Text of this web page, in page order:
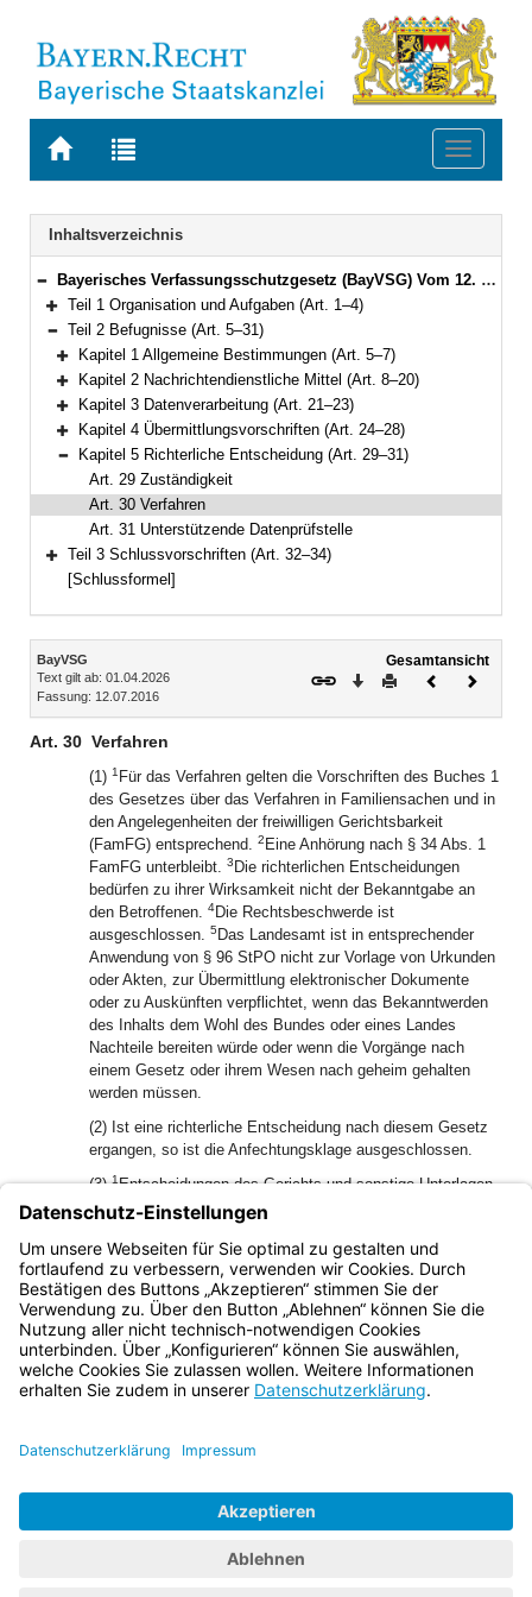
Zur
BAYERN.RECHT
Zur
letzten
Suche
Toggle
Navigation
Inhaltsverzeichnis
Bereich reduzieren
Bayerisches Verfassungsschutzgesetz (BayVSG) Vom 12. Juli 2016 (GVBl. S. 145) BayRS 12-1-I (Art. 1–34)
Bereich erweitern
Teil 1 Organisation und Aufgaben (Art. 1–4)
Bereich reduzieren
Teil 2 Befugnisse (Art. 5–31)
Bereich erweitern
Kapitel 1 Allgemeine Bestimmungen (Art. 5–7)
Bereich erweitern
Kapitel 2 Nachrichtendienstliche Mittel (Art. 8–20)
Bereich erweitern
Kapitel 3 Datenverarbeitung (Art. 21–23)
Bereich erweitern
Kapitel 4 Übermittlungsvorschriften (Art. 24–28)
Bereich reduzieren
Kapitel 5 Richterliche Entscheidung (Art. 29–31)
Art. 29 Zuständigkeit
Art. 30 Verfahren
Art. 31 Unterstützende Datenprüfstelle
Bereich erweitern
Teil 3 Schlussvorschriften (Art. 32–34)
[Schlussformel]
Inhalt
BayVSG
Text gilt ab: 01.04.2026
Fassung: 12.07.2016
Gesamtansicht
Download
DruckenVorheriges
Art. 30 Verfahren
(1) 1 Für das Verfahren gelten die Vorschriften des Buches 1
des Gesetzes über das Verfahren in Familiensachen und in
den Angelegenheiten der freiwilligen Gerichtsbarkeit
(FamFG) entsprechend. 2 Eine Anhörung nach § 34 Abs. 1
FamFG unterbleibt. 3 Die richterlichen Entscheidungen
bedürfen zu ihrer Wirksamkeit nicht der Bekanntgabe an
den Betroffenen. 4Die Rechtsbeschwerde ist
ausgeschlossen. 5 Das Landesamt ist in entsprechender
Anwendung von § 96 StPO nicht zur Vorlage von Urkunden
oder Akten, zur Übermittlung elektronischer Dokumente
oder zu Auskünften verpflichtet, wenn das Bekanntwerden
des Inhalts dem Wohl des Bundes oder eines Landes
Nachteile bereiten würde oder wenn die Vorgänge nach
einem Gesetz oder ihrem Wesen nach geheim gehalten
werden müssen.
(2) Ist eine richterliche Entscheidung nach diesem Gesetz
ergangen, so ist die Anfechtungsklage ausgeschlossen.
(3)1Entscheidungen des Gerichts und sonstige Unterlagen
über Maßnahmen, die nach diesem Gesetz der richterlichen
Entscheidung unterliegen, werden nur beim Landesamt
verwahrt.2Eine Speicherung in den Akten des Gerichts ist
unzulässig.
Bayern.de
BayernPortal
Impressum